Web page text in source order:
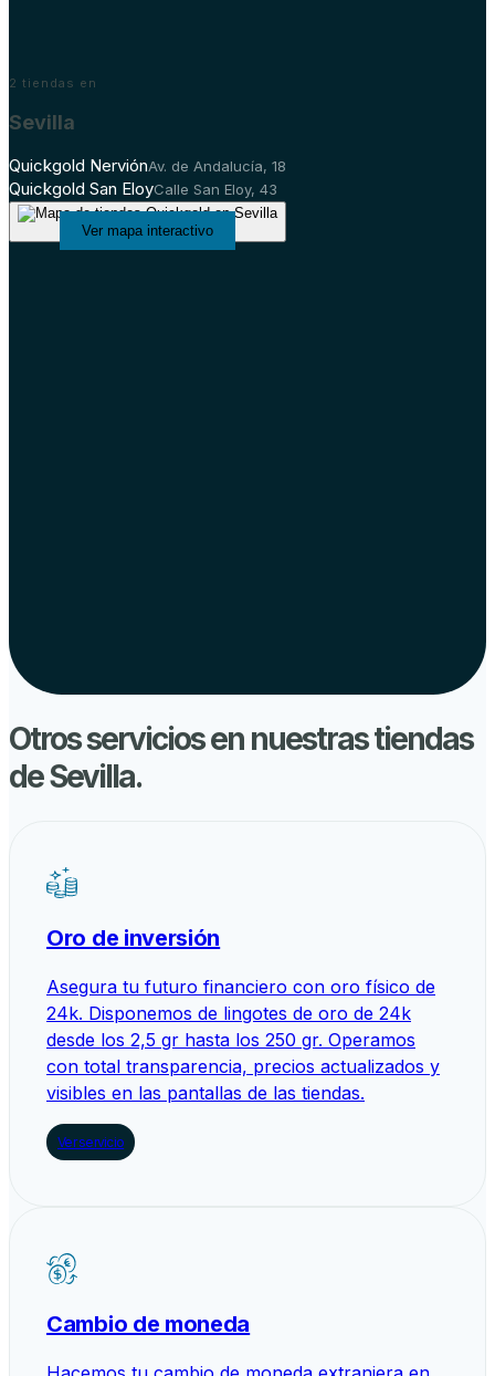
2 tiendas en
Sevilla
Quickgold NerviónAv. de Andalucía, 18
Quickgold San EloyCalle San Eloy, 43
Ver mapa interactivo
Otros servicios en nuestras tiendas
deSevilla.
Oro de inversión
Asegura tu futuro financiero con oro físico de
24k. Disponemos de lingotes de oro de 24k
desde los 2,5 gr hasta los 250 gr. Operamos
con total transparencia, precios actualizados y
visibles en las pantallas de las tiendas.
Ver servicio
Cambio de moneda